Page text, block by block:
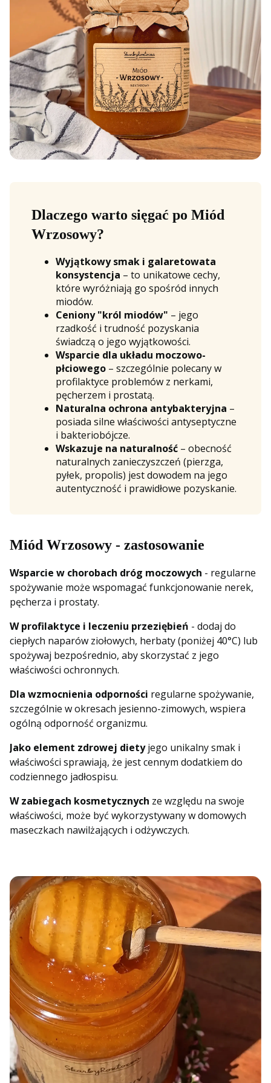
Dlaczego warto sięgać po Miód
Wrzosowy?
Wyjątkowy smak i galaretowata
konsystencja – to unikatowe cechy,
które wyróżniają go spośród innych
miodów.
Ceniony "król miodów" – jego
rzadkość i trudność pozyskania
świadczą o jego wyjątkowości.
Wsparcie dla układu moczowo-
płciowego – szczególnie polecany w
profilaktyce problemów z nerkami,
pęcherzem i prostatą.
Naturalna ochrona antybakteryjna –
posiada silne właściwości antyseptyczne
i bakteriobójcze.
Wskazuje na naturalność – obecność
naturalnych zanieczyszczeń (pierzga,
pyłek, propolis) jest dowodem na jego
autentyczność i prawidłowe pozyskanie.
Miód Wrzosowy - zastosowanie
Wsparcie w chorobach dróg moczowych - regularne
spożywanie może wspomagać funkcjonowanie nerek,
pęcherza i prostaty.
W profilaktyce i leczeniu przeziębień - dodaj do
ciepłych naparów ziołowych, herbaty (poniżej 40°C) lub
spożywaj bezpośrednio, aby skorzystać z jego
właściwości ochronnych.
Dla wzmocnienia odporności regularne spożywanie,
szczególnie w okresach jesienno-zimowych, wspiera
ogólną odporność organizmu.
Jako element zdrowej dietyjego unikalny smak i
właściwości sprawiają, że jest cennym dodatkiem do
codziennego jadłospisu.
W zabiegach kosmetycznych ze względu na swoje
właściwości, może być wykorzystywany w domowych
maseczkach nawilżających i odżywczych.